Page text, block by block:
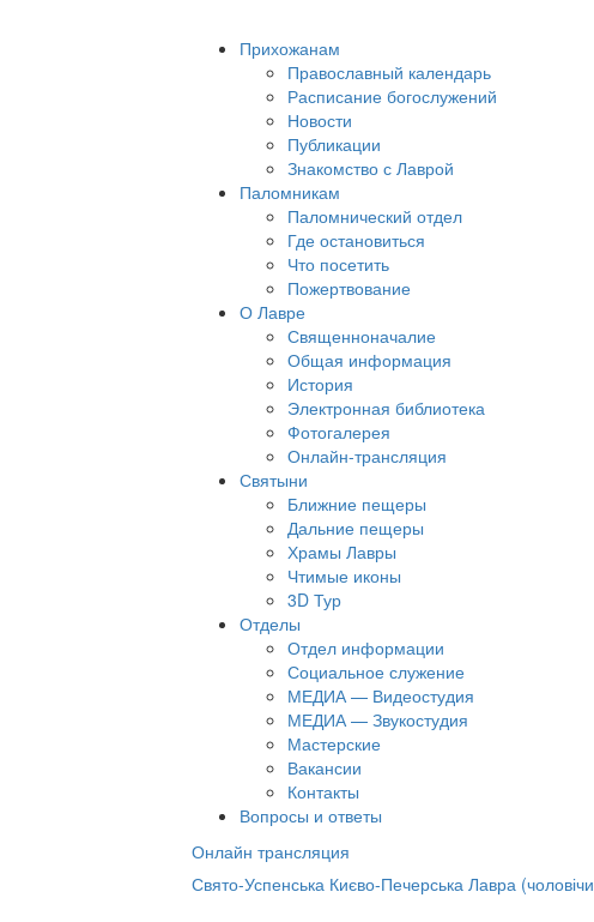
Прихожанам
Православный календарь
Расписание богослужений
Новости
Публикации
Знакомство с Лаврой
Паломникам
Паломнический отдел
Где остановиться
Что посетить
Пожертвование
О Лавре
Священноначалие
Общая информация
История
Электронная библиотека
Фотогалерея
Онлайн-трансляция
Святыни
Ближние пещеры
Дальние пещеры
Храмы Лавры
Чтимые иконы
3D Тур
Отделы
Отдел информации
Социальное служение
МЕДИА — Видеостудия
МЕДИА — Звукостудия
Мастерские
Вакансии
Контакты
Вопросы и ответы
Онлайн трансляция
12 сентября
Свято-Успенська Києво-Печерська Лавра